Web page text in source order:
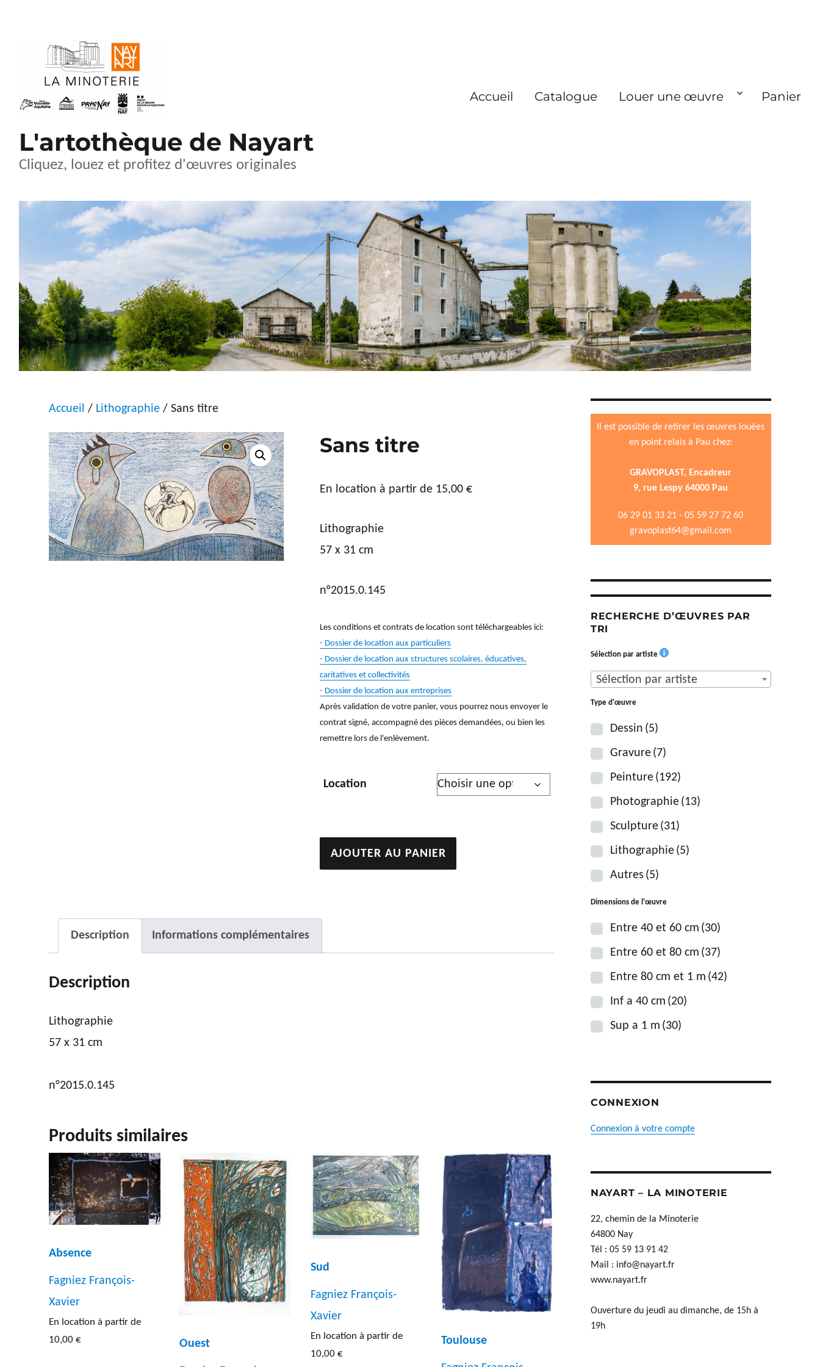
L'artothèque de Nayart
Cliquez, louez et profitez d'œuvres originales
Accueil Catalogue Louer une œuvre Panier
Accueil / Lithographie / Sans titre
Sans titre
En location à partir de 15,00€
Lithographie
57 x 31 cm
n°2015.0.145
Les conditions et contrats de location sont téléchargeables ici:
- Dossier de location aux particuliers
- Dossier de location aux structures scolaires, éducatives,
caritatives et collectivités
- Dossier de location aux entreprises
Après validation de votre panier, vous pourrez nous envoyer le
contrat signé, accompagné des pièces demandées, ou bien les
remettre lors de l'enlèvement.
Location
quantité
de
AJOUTER AU PANIER
Description Informations complémentaires
Description
Lithographie
57 x 31 cm
n°2015.0.145
Produits similaires
Absence
Fagniez François-
Xavier
En location à partir de
10,00€ Ouest
Sud
Fagniez François-
Xavier
En location à partir de
10,00 €
Toulouse
Il est possible de retirer les œuvres louées
en point relais à Pau chez:
GRAVOPLAST, Encadreur
9, rue Lespy 64000 Pau
06 29 01 33 21 - 05 59 27 72 60
gravoplast64@gmail.com
RECHERCHE D’ŒUVRES PAR
TRI
Sélection par artiste
Sélection par artiste
Type d'œuvre
Dessin (5)
Gravure (7)
Peinture (192)
Photographie (13)
Sculpture (31)
Lithographie (5)
Autres (5)
Dimensions de l'œuvre
Entre 40 et 60 cm (30)
Entre 60 et 80 cm (37)
Entre 80 cm et 1 m (42)
Inf a 40 cm (20)
Sup a 1 m (30)
CONNEXION
Connexion à votre compte
NAYART – LA MINOTERIE
22, chemin de la Minoterie
64800 Nay
Tél : 05 59 13 91 42
Mail : info@nayart.fr
www.nayart.fr
Ouverture du jeudi au dimanche, de 15h à
19h